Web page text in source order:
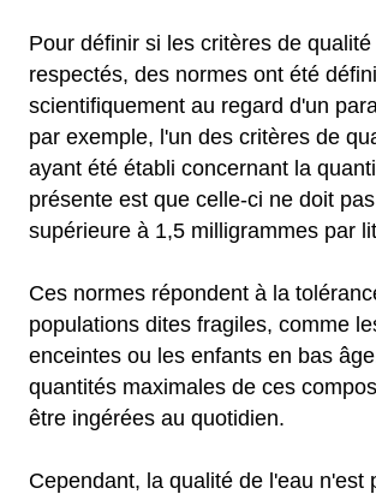
Pour définir si les critères de
respectés, des normes ont été
scientifiquement au regard d'un
par exemple, l'un des critères de
ayant été établi concernant la
présente est que celle-ci ne doit
supérieure à 1,5 milligrammes par
Ces normes répondent à la
populations dites fragiles, comme
enceintes ou les enfants en bas
quantités maximales de ces
être ingérées au quotidien.
Cependant, la qualité de l'eau n'est